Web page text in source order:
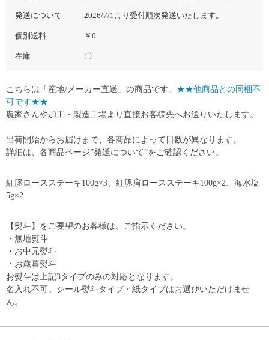
発送について 2026/7/1より受付順次発送いたします。
個別送料 ￥0
在庫 〇
紅豚ロースステーキ100g×3、紅豚肩ロースステーキ100g×2、海水塩
5g×2
【熨斗】をご要望のお客様は、ご指示ください。
・無地熨斗
・お中元熨斗
・お歳暮熨斗
お熨斗は上記3タイプのみの対応となります。
名入れ不可。シール熨斗タイプ・紙タイプはお選びいただけませ
ん。
こちらは「産地/メーカー直送」の商品です。 ★★他商品との同梱不
可です★★
農家さんや加工・製造工場より直接お客様先へお送りいたします。
出荷開始からお届けまで、各商品によって日数が異なります。
詳細は、各商品ページ”発送について”をご確認ください。